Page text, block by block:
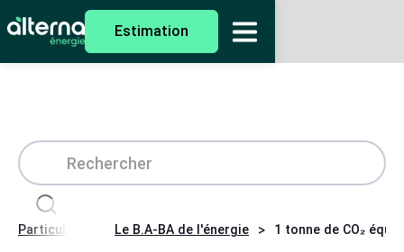
Estimation
Particuliers Le B.A-BA de l'énergie > 1 tonne de CO₂